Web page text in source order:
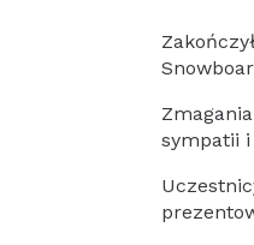
sympatii